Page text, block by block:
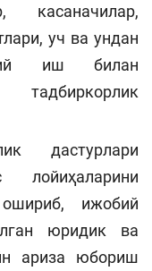
касаначилар,
уч ва ундан
иш билан
дастурлари
ижобий
юридик ва
ариза юбориш